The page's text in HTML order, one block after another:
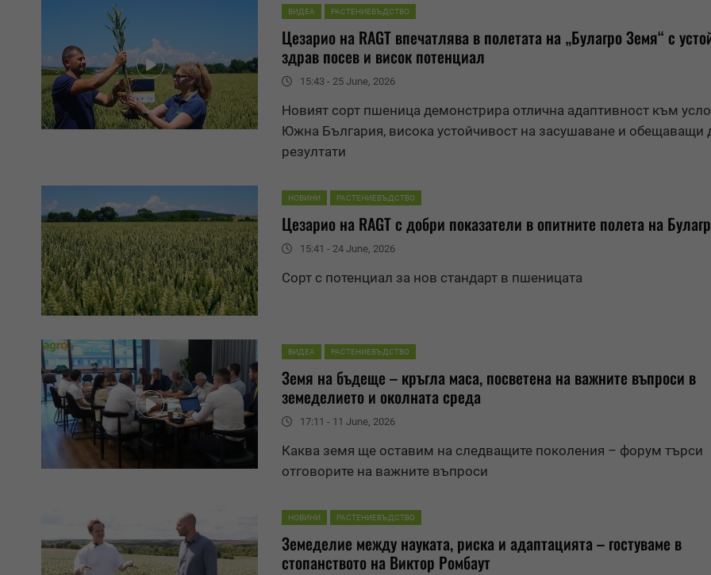
ВИДЕА РАСТЕНИЕВЪДСТВО
Цезарио на RAGT впечатлява в полетата на „БулагроЗемя“ с
здрав посев и висок потенциал
15:43 - 25 June, 2026
Новият сорт пшеница демонстрира отлична адаптивност към
Южна България, висока устойчивост на засушаване и обещаващи
резултати
НОВИНИ РАСТЕНИЕВЪДСТВО
Цезарио на RAGT с добри показатели в опитните полета на
15:41 - 24 June, 2026
Сорт с потенциал за нов стандарт в пшеницата
ВИДЕА РАСТЕНИЕВЪДСТВО
Земя на бъдеще – кръгла маса, посветена на важните въпроси в
земеделието и околната среда
17:11 - 11 June, 2026
Каква земя ще оставим на следващите поколения – форум търси
отговорите на важните въпроси
НОВИНИ РАСТЕНИЕВЪДСТВО
Земеделие между науката, риска и адаптацията – гостуваме в
стопанството на Виктор Ромбаут